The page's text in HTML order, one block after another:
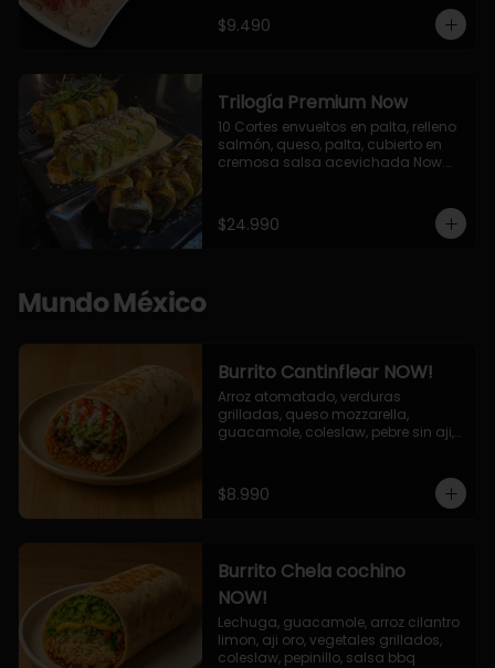
$9.490
Trilogía Premium Now
10 Cortes envueltos en palta, relleno
salmón, queso, palta, cubierto en
cremosa salsa acevichada Now.
palta, cubierto con topping de
chimichurri de la casa flambeado.
$24.990
Mundo México
Burrito Cantinflear NOW!
Arroz atomatado, verduras
grilladas, queso mozzarella,
guacamole, coleslaw, pebre sin aji,
$8.990
Burrito Chela cochino
NOW!
Lechuga, guacamole, arroz cilantro
limon, aji oro, vegetales grillados,
coleslaw, pepinillo, salsa bbq